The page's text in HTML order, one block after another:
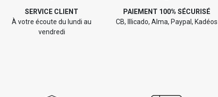
SERVICE CLIENT
À votre écoute du lundi au
vendredi
PAIEMENT 100% SÉCURISÉ
CB, Illicado, Alma, Paypal, Kadéos